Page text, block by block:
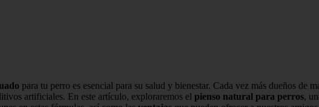
para tu perro es esencial para su salud y bienestar. Cada vez más dueños de
artificiales. En este artículo, exploraremos el pienso natural para perros,